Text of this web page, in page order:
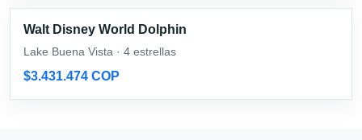
Walt Disney World Dolphin
Lake Buena Vista · 4 estrellas
$3.431.474 COP